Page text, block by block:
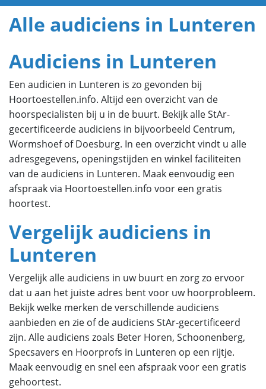
Alle audiciens in Lunteren
Audiciens in Lunteren
Een audicien in Lunteren is zo gevonden bij
Hoortoestellen.info. Altijd een overzicht van de
hoorspecialisten bij u in de buurt. Bekijk alle StAr-
gecertificeerde audiciens in bijvoorbeeld Centrum,
Wormshoef of Doesburg. In een overzicht vindt u alle
adresgegevens, openingstijden en winkel faciliteiten
van de audiciens in Lunteren. Maak eenvoudig een
afspraak via Hoortoestellen.info voor een gratis
hoortest.
Vergelijk audiciens in
Lunteren
Vergelijk alle audiciens in uw buurt en zorg zo ervoor
dat u aan het juiste adres bent voor uw hoorprobleem.
Bekijk welke merken de verschillende audiciens
aanbieden en zie of de audiciens StAr-gecertificeerd
zijn. Alle audiciens zoals Beter Horen, Schoonenberg,
Specsavers en Hoorprofs in Lunteren op een rijtje.
Maak eenvoudig en snel een afspraak voor een gratis
gehoortest.